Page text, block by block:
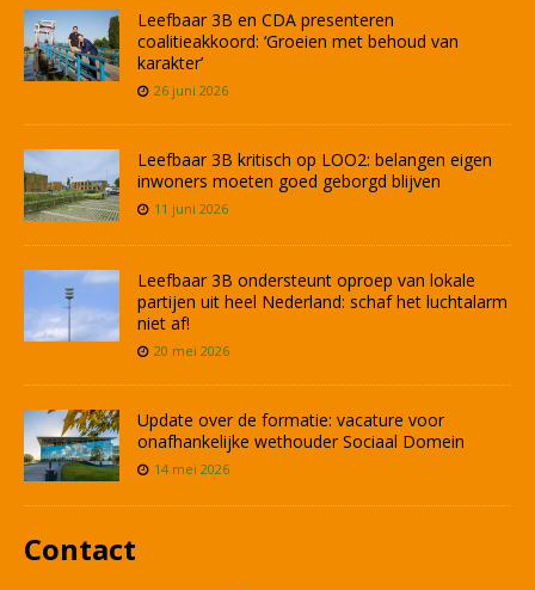
Leefbaar 3B en CDA presenteren
coalitieakkoord: ‘Groeien met behoud van
karakter’
26 juni 2026
Leefbaar 3B kritisch op LOO2: belangen eigen
inwoners moeten goed geborgd blijven
11 juni 2026
Leefbaar 3B ondersteunt oproep van lokale
partijen uit heel Nederland: schaf het luchtalarm
niet af!
20 mei 2026
Update over de formatie: vacature voor
onafhankelijke wethouder Sociaal Domein
14 mei 2026
Contact